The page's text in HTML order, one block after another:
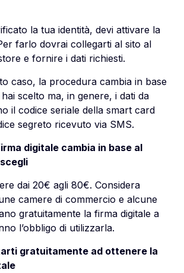
la tua identità, devi attivare la
farlo dovrai collegarti al sito al
e fornire i dati richiesti.
caso, la procedura cambia in base
scelto ma, in genere, i dati da
il codice seriale della smart card
segreto ricevuto via SMS.
digitale cambia in base al
dai 20€ agli 80€. Considera
camere di commercio e alcune
gratuitamente la firma digitale a
l’obbligo di utilizzarla.
gratuitamente ad ottenere la